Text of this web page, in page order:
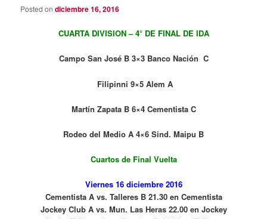
Posted ondiciembre 16, 2016
CUARTA DIVISION – 4° DE FINAL DE IDA
Campo San José B 3×3 Banco Nación C
Filipinni 9×5 Alem A
Martín Zapata B 6×4 Cementista C
Rodeo del Medio A 4×6 Sind. Maipu B
Cuartos de Final Vuelta
Viernes 16 diciembre 2016
Cementista A vs. Talleres B 21.30 en Cementista
Jockey Club A vs. Mun. Las Heras 22.00 en Jockey